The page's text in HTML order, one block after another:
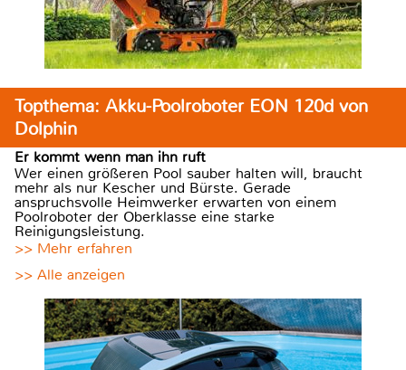
Topthema: Akku-Poolroboter EON 120d von
Dolphin
Er kommt wenn man ihn ruft
Wer einen größeren Pool sauber halten will, braucht
mehr als nur Kescher und Bürste. Gerade
anspruchsvolle Heimwerker erwarten von einem
Poolroboter der Oberklasse eine starke
Reinigungsleistung.
>> Mehr erfahren
>> Alle anzeigen